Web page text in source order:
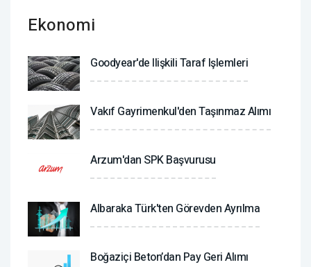
Ekonomi
Goodyear'de Ilişkili Taraf Işlemleri
Vakıf Gayrimenkul'den Taşınmaz Alımı
Arzum'dan SPK Başvurusu
Albaraka Türk'ten Görevden Ayrılma
Boğaziçi Beton’dan Pay Geri Alımı